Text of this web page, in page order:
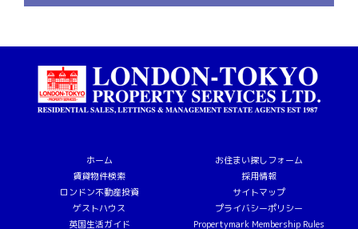
ホーム
賃貸物件検索
ロンドン不動産投資
ゲストハウス
英国生活ガイド
お住まい探しフォーム
採用情報
サイトマップ
プライバシーポリシー
Propertymark Membership Rules